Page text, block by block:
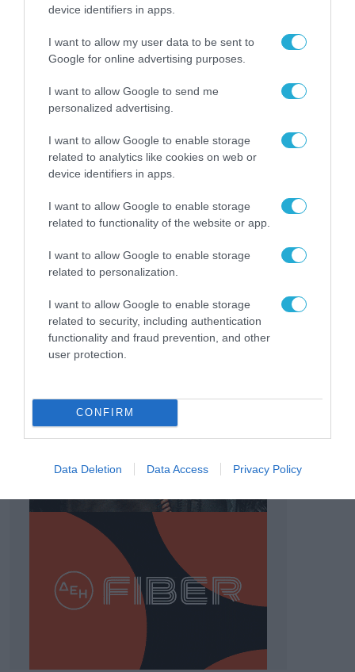
device identifiers in apps.
I want to allow my user data to be sent to
Google for online advertising purposes.
I want to allow Google to send me
personalized advertising.
I want to allow Google to enable storage
related to analytics like cookies on web or
device identifiers in apps.
I want to allow Google to enable storage
related to functionality of the website or app.
I want to allow Google to enable storage
related to personalization.
I want to allow Google to enable storage
related to security, including authentication
functionality and fraud prevention, and other
user protection.
CONFIRM
Data Deletion Data Access Privacy Policy
δεδομένα: χρόνο, κόστος, αποδοτικότητα και
περιβαλλοντικό αποτύπωμα. Και αυτό ίσως
αποτελεί τη σημαντικότερη αλλαγή από
GOV.GR
ΥΠΟΥΡΓΕΙΟ ΨΗΦΙΑΚΗΣ ΔΙΑΚΥΒΕΡΝΗΣΗΣ ΚΑΙ
ΤΝ